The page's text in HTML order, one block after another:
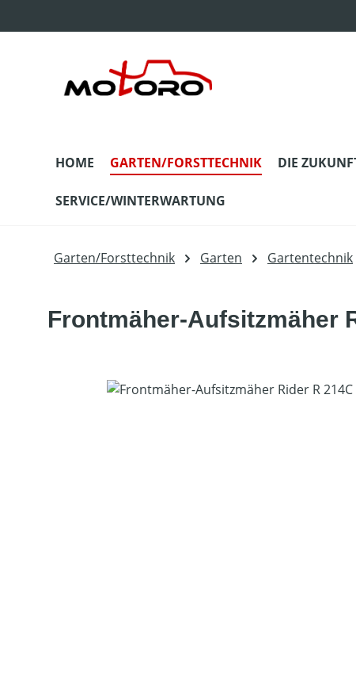
HOME GARTEN/FORSTTECHNIK DIE
SERVICE/WINTERWARTUNG
Garten/Forsttechnik Garten Gartentechnik
Frontmäher-Aufsitzmäher
Bildergalerie überspringen